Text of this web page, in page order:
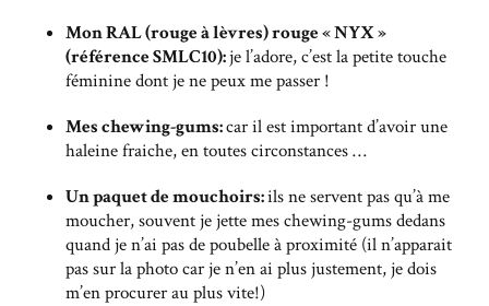
Mon RAL (rouge à lèvres) rouge « NYX »
(référence SMLC10):je l’adore, c’est la petite touche
féminine dont je ne peux me passer !
Mes chewing-gums:car il est important d’avoir une
haleine fraiche, en toutes circonstances …
Un paquet de mouchoirs:ils ne servent pas qu’à me
moucher, souvent je jette mes chewing-gums dedans
quand je n’ai pas de poubelle à proximité (il n’apparait
pas sur la photo car je n’en ai plus justement, je dois
m’en procurer au plus vite!)